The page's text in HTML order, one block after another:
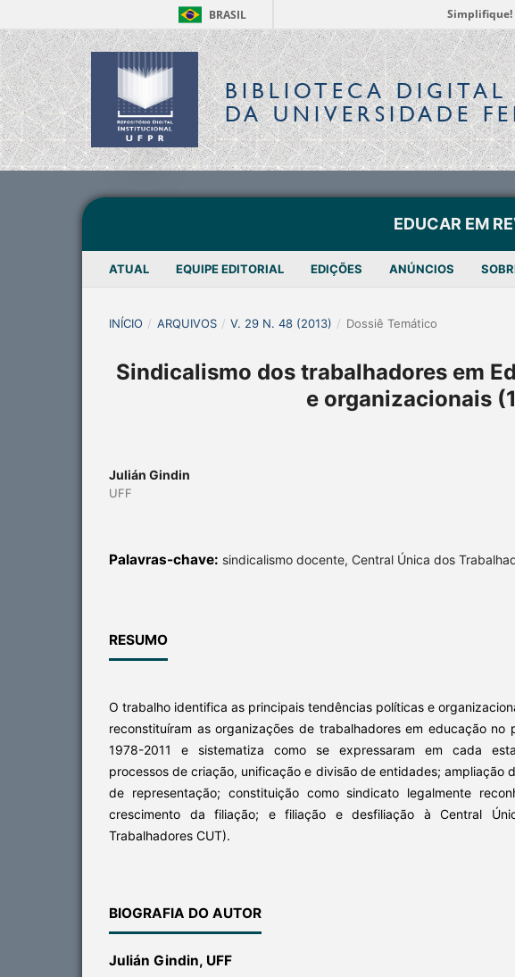
BRASIL Simplifique!
BIBLIOTECA DIGITAL
DA UNIVERSIDADE
EDUCAR EM
ATUAL EQUIPE EDITORIAL EDIÇÕES ANÚNCIOS
INÍCIO / ARQUIVOS / V. 29 N. 48 (2013) / Dossiê Temático
Sindicalismo dos trabalhadores em
e organizacionais
Julián Gindin
UFF
Palavras-chave: sindicalismo docente, Central Única dos
RESUMO
O trabalho identifica as principais tendências políticas e
reconstituíram as organizações de trabalhadores em educação no
1978-2011 e sistematiza como se expressaram em cada
processos de criação, unificação e divisão de entidades; ampliação
de representação; constituição como sindicato legalmente
crescimento da filiação; e filiação e desfiliação à Central
Trabalhadores CUT).
BIOGRAFIA DO AUTOR
Julián Gindin, UFF